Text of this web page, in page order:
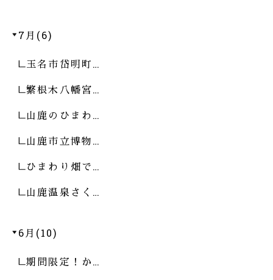
7月(6)
玉名市岱明町…
繁根木八幡宮…
山鹿のひまわ…
山鹿市立博物…
ひまわり畑で…
山鹿温泉さく…
6月(10)
期間限定！か…